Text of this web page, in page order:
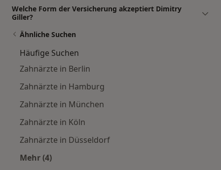
Welche Form der Versicherung akzeptiert Dimitry
Giller?
Ähnliche Suchen
Häufige Suchen
Zahnärzte in Berlin
Zahnärzte in Hamburg
Zahnärzte in München
Zahnärzte in Köln
Zahnärzte in Düsseldorf
Mehr (4)